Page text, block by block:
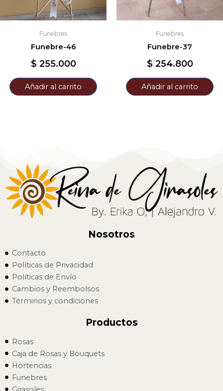
Funebres
Funebre-46
$ 255.000
Añadir al carrito
Funebres
Funebre-37
$ 254.800
Añadir al carrito
Nosotros
Contacto
Políticas de Privacidad
Políticas de Envío
Cambios y Reembolsos
Términos y condiciones
Productos
Rosas
Caja de Rosas y Bouquets
Hortencias
Funebres